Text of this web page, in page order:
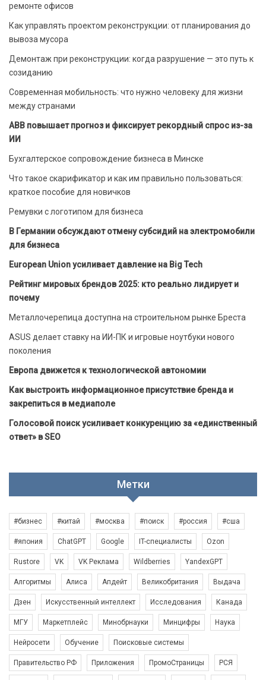
ремонте офисов
Как управлять проектом реконструкции: от планирования до
вывоза мусора
Демонтаж при реконструкции: когда разрушение — это путь к
созиданию
Современная мобильность: что нужно человеку для жизни
между странами
ABB повышает прогноз и фиксирует рекордный спрос из-за
ИИ
Бухгалтерское сопровождение бизнеса в Минске
Что такое скарификатор и как им правильно пользоваться:
краткое пособие для новичков
Ремувки с логотипом для бизнеса
В Германии обсуждают отмену субсидий на электромобили
для бизнеса
European Union усиливает давление на Big Tech
Рейтинг мировых брендов 2025: кто реально лидирует и
почему
Металлочерепица доступна на строительном рынке Бреста
ASUS делает ставку на ИИ-ПК и игровые ноутбуки нового
поколения
Европа движется к технологической автономии
Как выстроить информационное присутствие бренда и
закрепиться в медиаполе
Голосовой поиск усиливает конкуренцию за «единственный
ответ» в SEO
Метки
#бизнес #китай #москва #поиск #россия #сша
#япония ChatGPT Google IT-специалисты Ozon
Rustore VK VK Реклама Wildberries YandexGPT
Алгоритмы Алиса Апдейт Великобритания Выдача
Дзен Искусственный интеллект Исследования Канада
МГУ Маркетплейс Минобрнауки Минцифры Наука
Нейросети Обучение Поисковые системы
Правительство РФ Приложения ПромоСтраницы РСЯ